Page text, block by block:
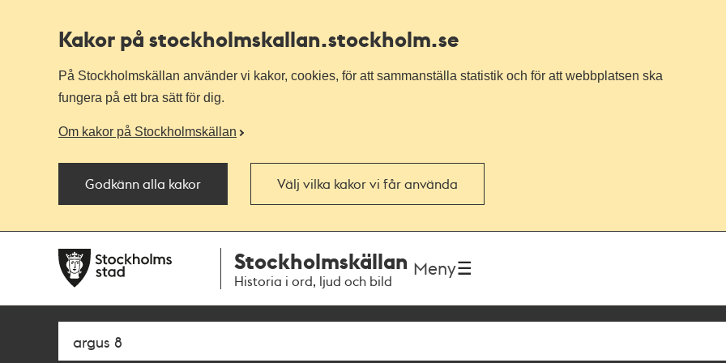
Kakor på stockholmskallan.stockholm.se
På Stockholmskällan använder vi kakor, cookies, för att sammanställa statistik och för att webbplatsen ska
fungera på ett bra sätt för dig.
Om kakor på Stockholmskällan
Godkänn alla kakor Välj vilka kakor vi får använda
navigationen
huvudinnehållet
Stockholmskällan
Historia i ord, ljud och bild
Meny
Sök